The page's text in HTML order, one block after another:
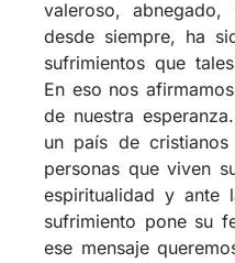
sufrimientos que
En eso nos
de nuestra
un país de
personas que viven
espiritualidad y ante
sufrimiento pone su
ese mensaje
cientos de personas